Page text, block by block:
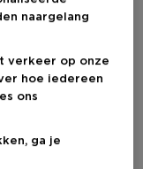
naargelang
verkeer op onze
hoe iedereen
ons
ga je